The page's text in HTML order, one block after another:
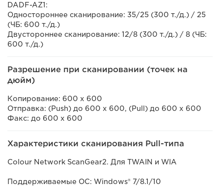
DADF-AZ1:
Одностороннее сканирование: 35/25 (300 т./д.) / 25
(ЧБ: 600 т./д.)
Двустороннее сканирование: 12/8 (300 т./д.) / 8 (ЧБ:
600 т./д.)
Разрешение при сканировании (точек на
дюйм)
Копирование: 600 x 600
Отправка: (Push) до 600 x 600, (Pull) до 600 x 600
Факс: до 600 x 600
Характеристики сканирования Pull-типа
Colour Network ScanGear2. Для TWAIN и WIA
Поддерживаемые ОС: Windows® 7/8.1/10